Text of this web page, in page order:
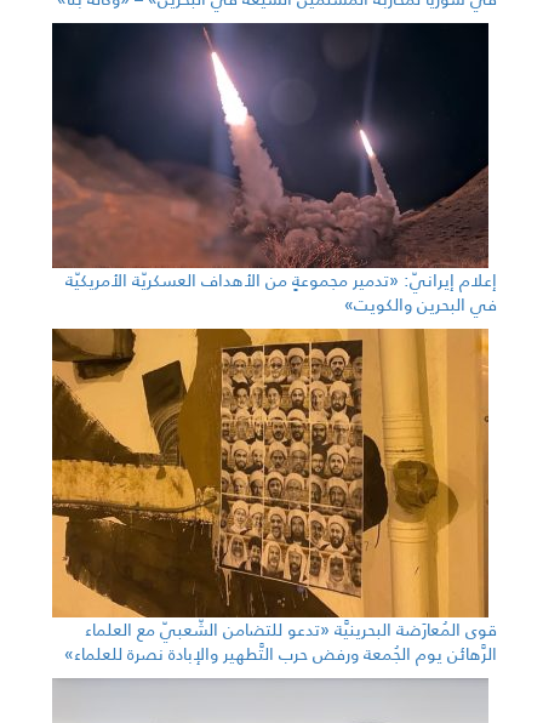
إعلام إيرانيّ: «تدمير مجموعةٍ من الأهداف العسكريّة الأمريكيّة
في البحرين والكويت»
قوى المُعارَضة البحرينيَّة «تدعو للتضامن الشّعبيّ مع العلماء
الرَّهائن يوم الجُمعة ورفض حرب التَّطهير والإبادة نصرة للعلماء»